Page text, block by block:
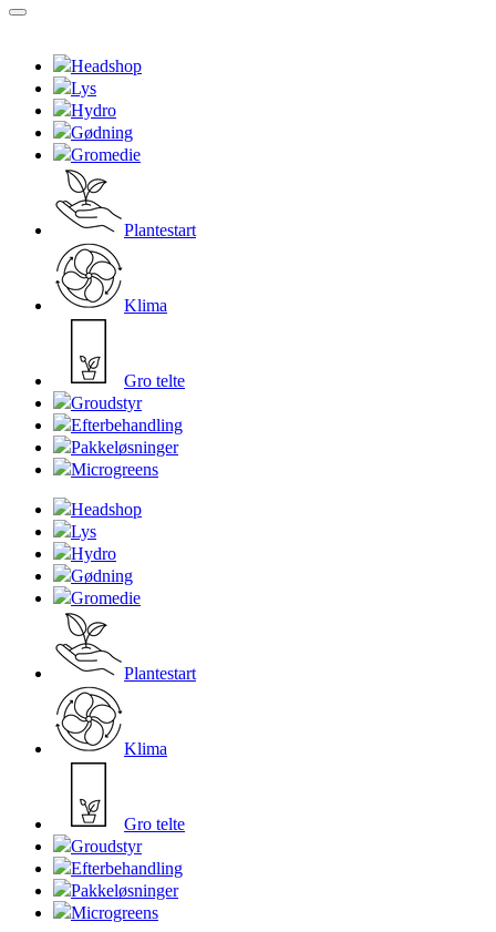
Headshop
Lys
Hydro
Gødning
Gromedie
Plantestart
Klima
Gro telte
Groudstyr
Efterbehandling
Pakkeløsninger
Microgreens
Headshop
Lys
Hydro
Gødning
Gromedie
Plantestart
Klima
Gro telte
Groudstyr
Efterbehandling
Pakkeløsninger
Microgreens